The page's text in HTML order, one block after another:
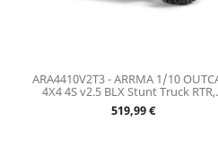
ARA4410V2T3 - ARRMA 1/10
4X4 4S v2.5 BLX Stunt Truck
Prix
519,99 €